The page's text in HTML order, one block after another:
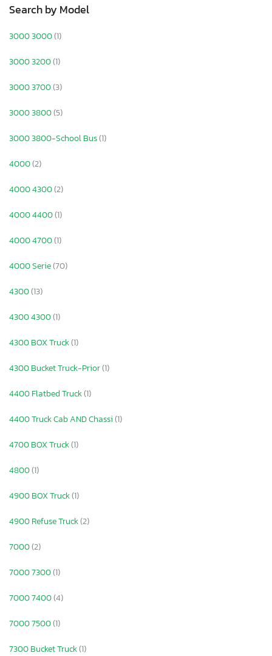
Search by Model
3000 3000(1)
3000 3200(1)
3000 3700(3)
3000 3800(5)
3000 3800-School Bus(1)
4000(2)
4000 4300(2)
4000 4400(1)
4000 4700(1)
4000 Serie(70)
4300(13)
4300 4300(1)
4300 BOX Truck(1)
4300 Bucket Truck-Prior(1)
4400 Flatbed Truck(1)
4400 Truck Cab AND Chassi(1)
4700 BOX Truck(1)
4800(1)
4900 BOX Truck(1)
4900 Refuse Truck(2)
7000(2)
7000 7300(1)
7000 7400(4)
7000 7500(1)
7300 Bucket Truck(1)